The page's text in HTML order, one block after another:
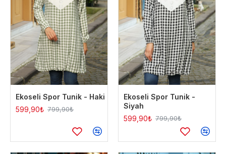
Ekoseli Spor Tunik - Haki
599,90₺ 799,90₺
Ekoseli Spor Tunik -
Siyah
599,90₺ 799,90₺